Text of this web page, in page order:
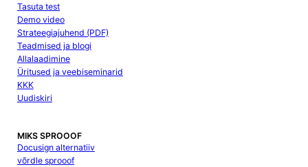
Tasuta test
Demo video
Strateegiajuhend (PDF)
Teadmised ja blogi
Allalaadimine
Üritused ja veebiseminarid
KKK
Uudiskiri
MIKS SPROOOF
Docusign alternatiiv
võrdle sprooof